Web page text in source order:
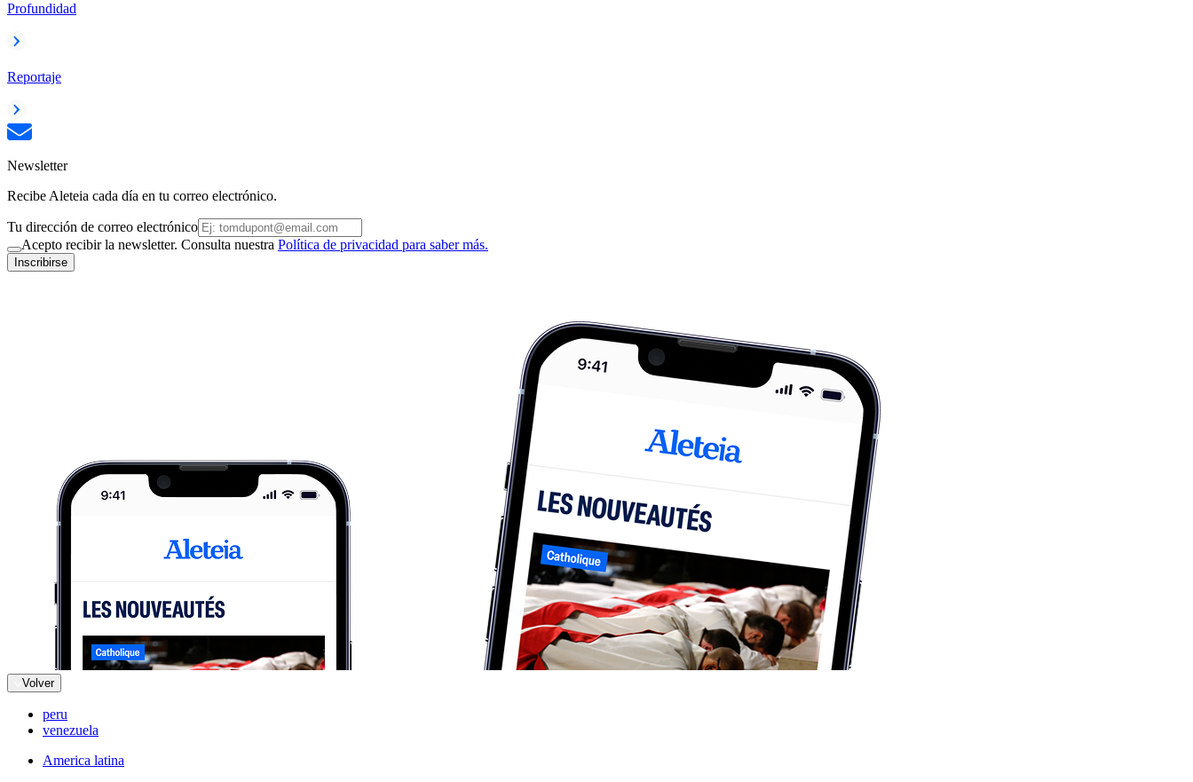
Profundidad
Reportaje
Newsletter
Recibe Aleteia cada día en tu correo electrónico.
Tu dirección de correo electrónico
Acepto recibir la newsletter. Consulta nuestra Política de privacidad para saber más.
Inscribirse
Volver
peru
venezuela
America latina